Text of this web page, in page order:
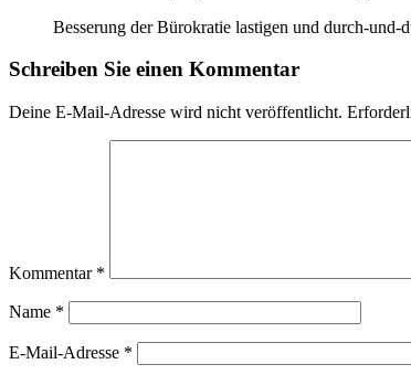
Besserung der Bürokratie lastigen und durch-
Schreiben Sie einen Kommentar
Deine E-Mail-Adresse wird nicht veröffentlicht.
Kommentar *
Name *
E-Mail-Adresse *